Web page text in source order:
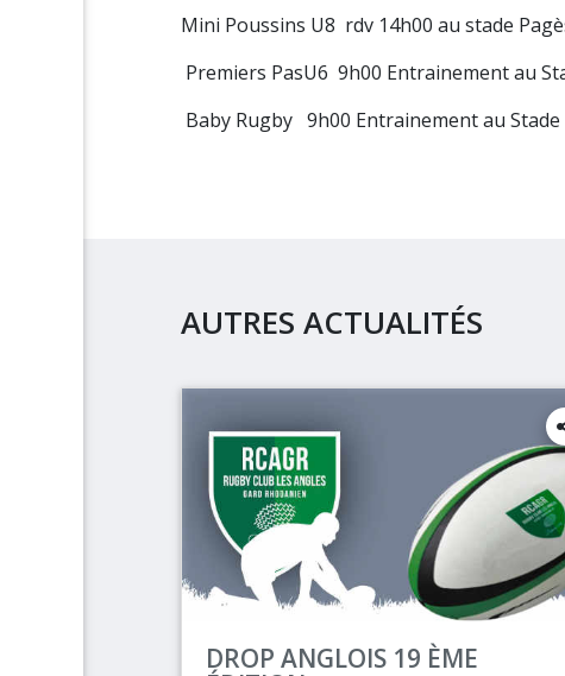
Mini Poussins U8 rdv 14h00 au stade
Premiers PasU6 9h00 Entrainement au
Baby Rugby 9h00 Entrainement au Stade
AUTRES ACTUALITÉS
DROP ANGLOIS 19 ÈME